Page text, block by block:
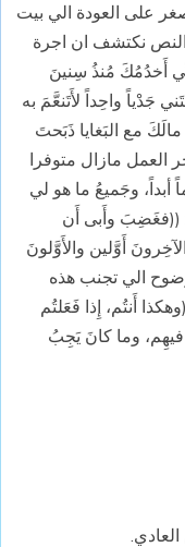
على العودة الي بيت
النص نكتشف ان اجرة
أَخدُمُكَ مُنذُ سِنينَ
جَدْياً واحِداً لأَتَنعَّمَ به
مع البَغايا ذَبَحتَ
العمل مازال متوفرا
أبداً، وجَميعُ ما هو لي
((فغَضِبَ وأَبى أَن
أَوَّلين والأَوَّلونَ
بوضوح الي تجنب هذه
أَنتُم، إِذا فَعَلتُم
فيهِم، وما كانَ يَجِبُ